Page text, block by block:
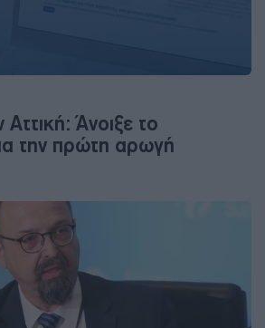
Άνοιξε το
την πρώτη αρωγή